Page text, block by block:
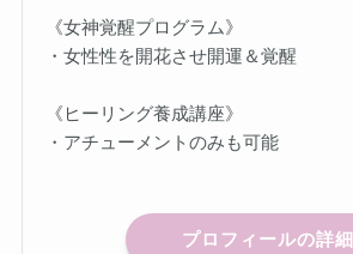
《女神覚醒プログラム》
・女性性を開花させ開運＆覚醒
《ヒーリング養成講座》
・アチューメントのみも可能
プロフィールの詳細